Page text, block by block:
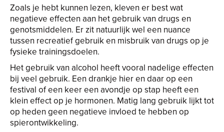
Zoals je hebt kunnen lezen, kleven er best wat
negatieve effecten aan het gebruik van drugs en
genotsmiddelen. Er zit natuurlijk wel een nuance
tussen recreatief gebruik en misbruik van drugs op je
fysieke trainingsdoelen.
Het gebruik van alcohol heeft vooral nadelige effecten
bij veel gebruik. Een drankje hier en daar op een
festival of een keer een avondje op stap heeft een
klein effect op je hormonen. Matig lang gebruik lijkt tot
op heden geen negatieve invloed te hebben op
spierontwikkeling.